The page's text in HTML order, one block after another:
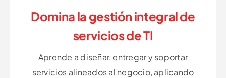
Domina la gestión integral de
servicios de TI
Aprende a diseñar, entregar y soportar
servicios alineados al negocio, aplicando